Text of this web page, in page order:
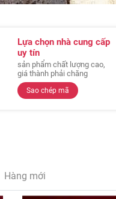
Lựa chọn nhà cung cấp
uy tín
sản phẩm chất lượng cao,
giá thành phải chăng
Sao chép mã
Hàng mới